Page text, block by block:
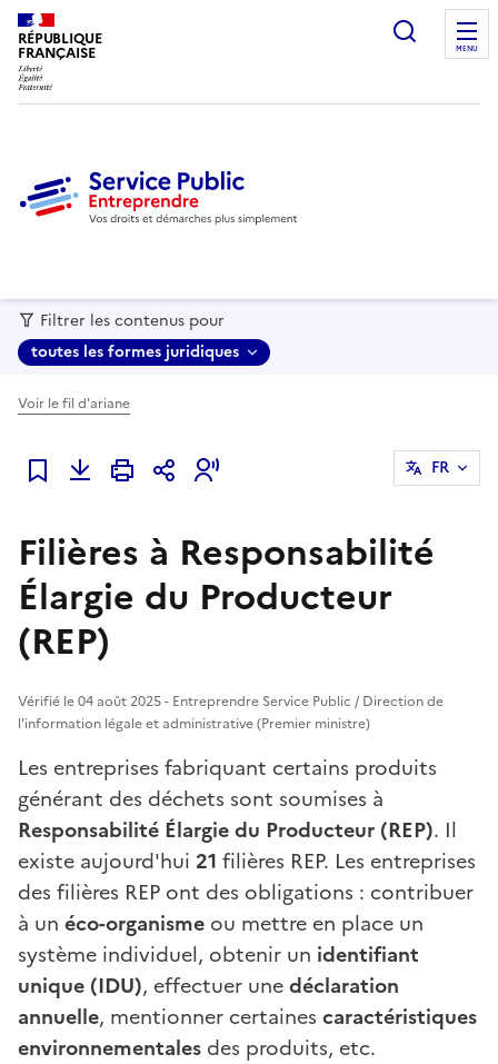
RÉPUBLIQUE
FRANÇAISE MENU
Filtrer les contenus pour
toutes les formes juridiques
Voir le fil d'ariane
Ajouter à mes favoris
FR
Filières à Responsabilité
Élargie du Producteur
(REP)
Vérifié le 04 août 2025 - Entreprendre Service Public / Direction de
l'information légale et administrative (Premier ministre)
Les entreprises fabriquant certains produits
générant des déchets sont soumises à
Responsabilité Élargie du Producteur (REP). Il
existe aujourd'hui 21 filières REP. Les entreprises
des filières REP ont des obligations : contribuer
à un éco-organisme ou mettre en place un
système individuel, obtenir un identifiant
unique (IDU), effectuer unedéclaration
annuelle, mentionner certaines caractéristiques
environnementales des produits, etc.